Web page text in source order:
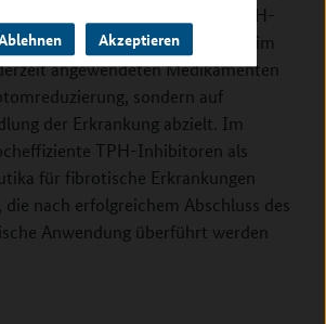
Akzeptieren
Fibroseerkrankungen ist. Die TPH-
klinisches Konzept, das im
angewendeten Medikamenten
sondern auf
der Erkrankung abzielt. Im
TPH-Inhibitoren als
für fibrotische Erkrankungen
nach erfolgreichem Abschluss des
Anwendung überführt werden